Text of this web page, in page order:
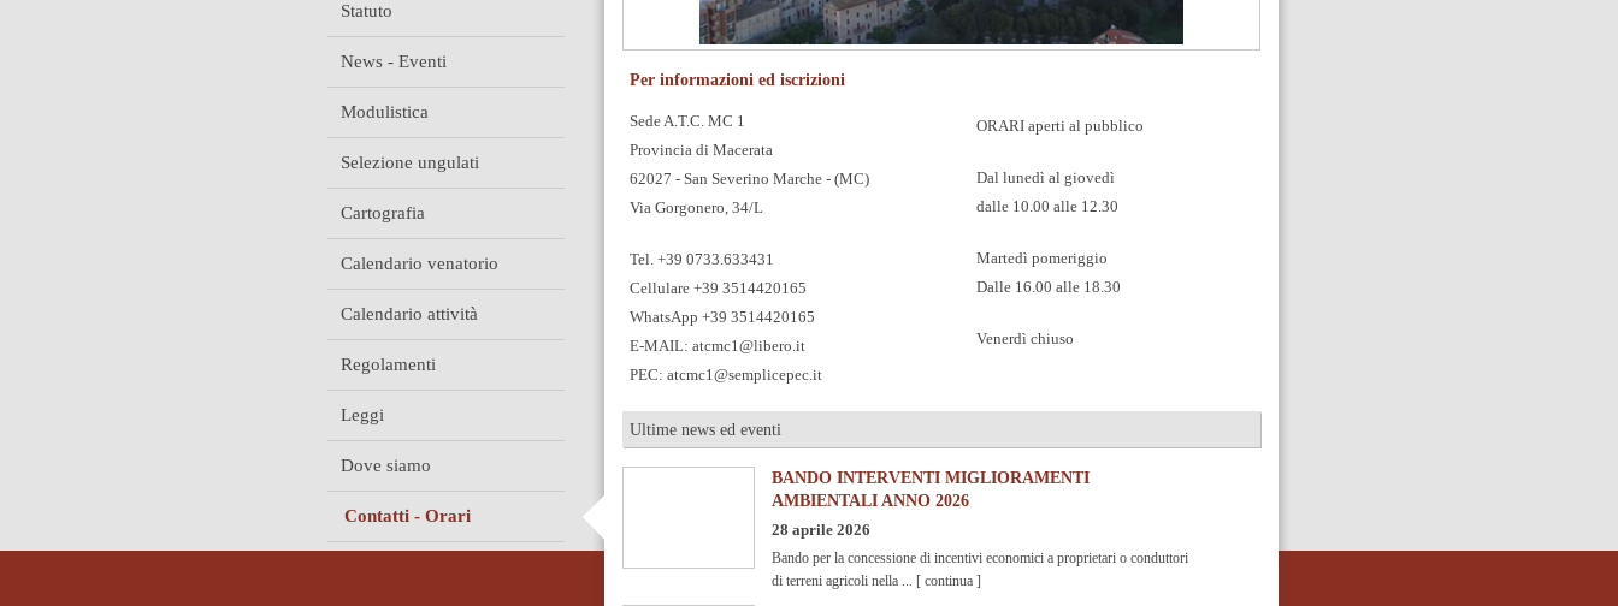
Statuto
News - Eventi
Modulistica
Selezione ungulati
Cartografia
Calendario venatorio
Calendario attività
Regolamenti
Leggi
Dove siamo
Contatti - Orari
Per informazioni ed iscrizioni
Sede A.T.C. MC 1
Provincia di Macerata
62027 - San Severino Marche - (MC)
Via Gorgonero, 34/L
Tel. +39 0733.633431
Cellulare +39 3514420165
WhatsApp +39 3514420165
E-MAIL: atcmc1@libero.it
PEC: atcmc1@semplicepec.it
ORARI aperti al pubblico
Dal lunedì al giovedì
dalle 10.00 alle 12.30
Martedì pomeriggio
Dalle 16.00 alle 18.30
Venerdì chiuso
Ultime news ed eventi
BANDO INTERVENTI MIGLIORAMENTI
AMBIENTALI ANNO 2026
28 aprile 2026
Bando per la concessione di incentivi economici a proprietari o conduttori
di terreni agricoli nella ... [ continua ]